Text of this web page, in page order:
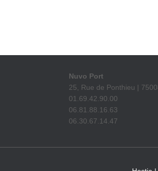
Nuvo Port
25, Rue de Ponthieu |
01.69.42.90.00
06.81.88.16.63
06.30.67.14.47